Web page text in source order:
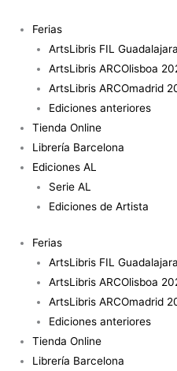
contenido
Ferias
ArtsLibris FIL
ArtsLibris ARCOlisboa
ArtsLibris ARCOmadrid
Ediciones anteriores
Tienda Online
Librería Barcelona
Ediciones AL
Serie AL
Ediciones de Artista
Ferias
ArtsLibris FIL
ArtsLibris ARCOlisboa
ArtsLibris ARCOmadrid
Ediciones anteriores
Tienda Online
Librería Barcelona